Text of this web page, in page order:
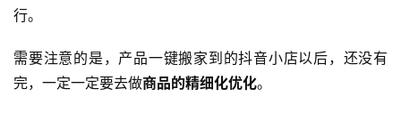
行。
需要注意的是，产品一键搬家到的抖音小店以后，还没有
完，一定一定要去做商品的精细化优化。